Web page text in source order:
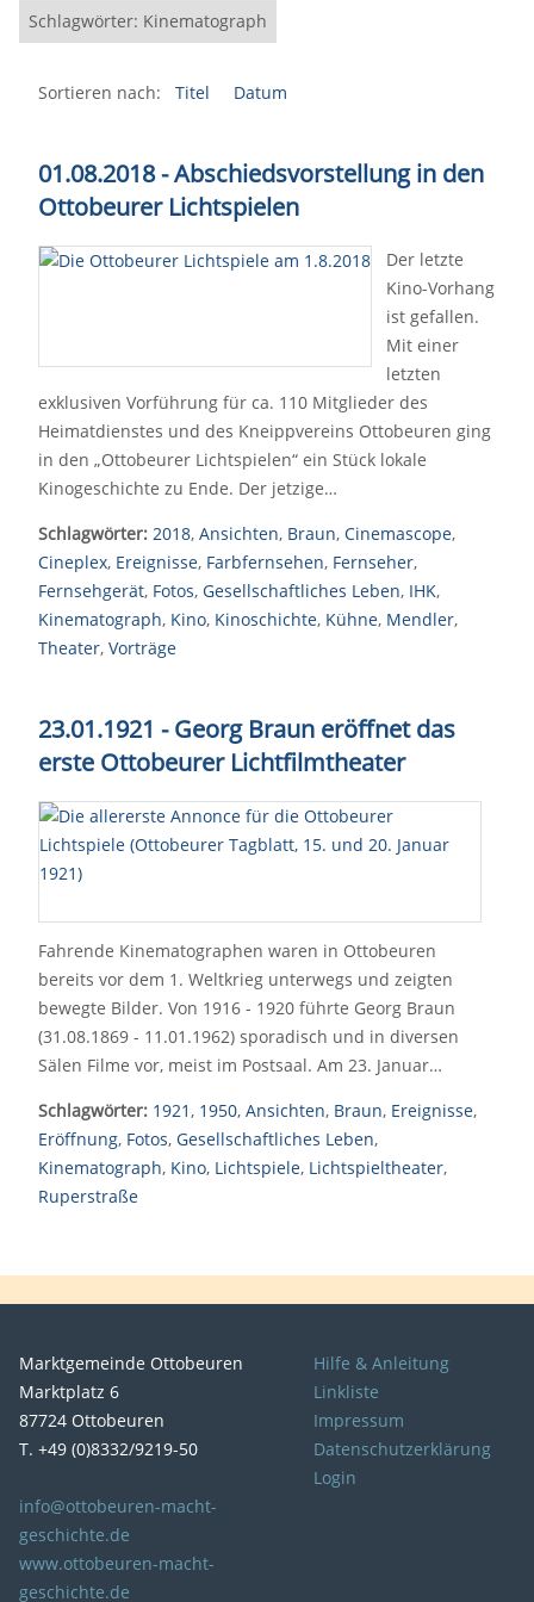
Schlagwörter: Kinematograph
Sortieren nach: Titel Datum
01.08.2018 - Abschiedsvorstellung in den
Ottobeurer Lichtspielen
Der letzte
Kino-Vorhang
ist gefallen.
Mit einer
letzten
exklusiven Vorführung für ca. 110 Mitglieder des
Heimatdienstes und des Kneippvereins Ottobeuren ging
in den „Ottobeurer Lichtspielen“ ein Stück lokale
Kinogeschichte zu Ende. Der jetzige…
Schlagwörter: 2018, Ansichten, Braun, Cinemascope,
Cineplex, Ereignisse, Farbfernsehen, Fernseher,
Fernsehgerät, Fotos, Gesellschaftliches Leben, IHK,
Kinematograph, Kino, Kinoschichte, Kühne, Mendler,
Theater, Vorträge
23.01.1921 - Georg Braun eröffnet das
erste Ottobeurer Lichtfilmtheater
Fahrende Kinematographen waren in Ottobeuren
bereits vor dem 1. Weltkrieg unterwegs und zeigten
bewegte Bilder. Von 1916 - 1920 führte Georg Braun
(31.08.1869 - 11.01.1962) sporadisch und in diversen
Sälen Filme vor, meist im Postsaal. Am 23. Januar…
Schlagwörter: 1921, 1950, Ansichten, Braun, Ereignisse,
Eröffnung, Fotos, Gesellschaftliches Leben,
Kinematograph, Kino, Lichtspiele, Lichtspieltheater,
Ruperstraße
Marktgemeinde Ottobeuren
Marktplatz 6
87724 Ottobeuren
T. +49 (0)8332/9219-50
info@ottobeuren-macht-
geschichte.de
www.ottobeuren-macht-
geschichte.de
Hilfe & Anleitung
Linkliste
Impressum
Datenschutzerklärung
Login